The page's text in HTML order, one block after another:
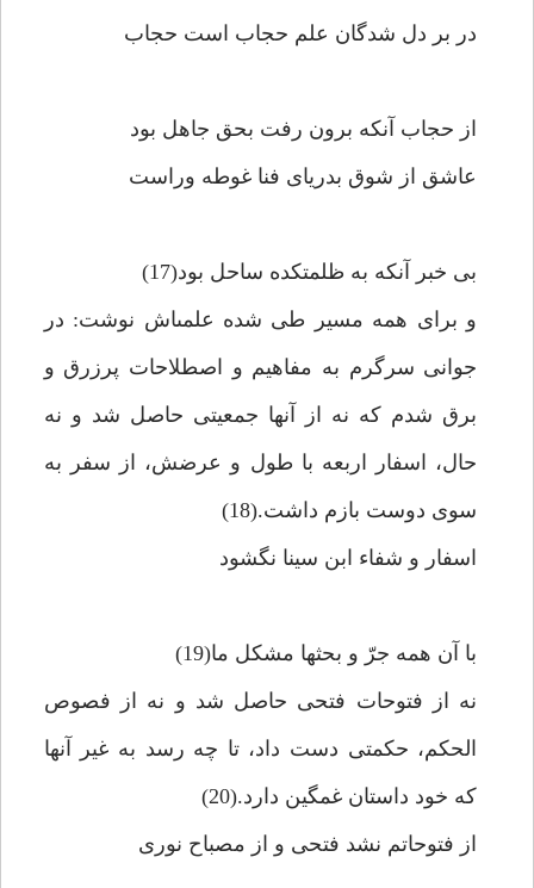
در بر دل شدگان علم حجاب است حجاب‏
از حجاب آنكه برون رفت بحق جاهل بود
عاشق از شوق بدرياى فنا غوطه وراست‏
بى خبر آنكه به ظلمتكده ساحل بود(17)
و براى همه مسير طى شده علمى‏اش نوشت: در
جوانى سرگرم به مفاهيم و اصطلاحات پرزرق و
برق شدم كه نه از آنها جمعيتى حاصل شد و نه
حال، اسفار اربعه با طول و عرضش، از سفر به
سوى دوست بازم داشت.(18)
اسفار و شفاء ابن سينا نگشود
با آن همه جرّ و بحثها مشكل ما(19)
نه از فتوحات فتحى حاصل شد و نه از فصوص
الحكم، حكمتى دست داد، تا چه رسد به غير آنها
كه خود داستان غمگين دارد.(20)
از فتوحاتم نشد فتحى و از مصباح نورى‏